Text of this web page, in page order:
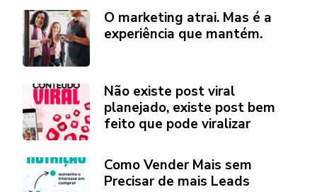
O marketing atrai. Mas é a
experiência que mantém.
Não existe post viral
planejado, existe post bem
feito que pode viralizar
Como Vender Mais sem
Precisar de mais Leads